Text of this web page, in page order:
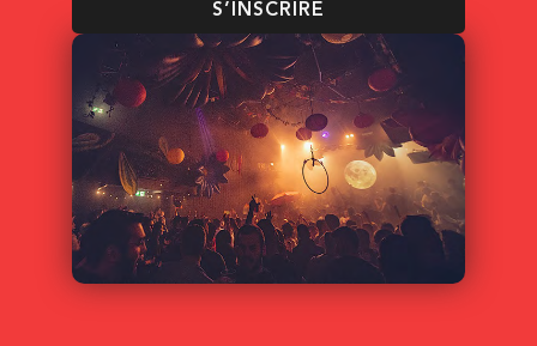
S’INSCRIRE